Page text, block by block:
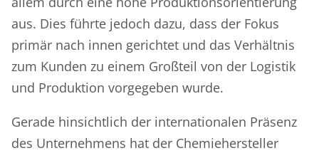
aus. Dies führte jedoch dazu, dass der Fokus
primär nach innen gerichtet und das Verhältnis
zum Kunden zu einem Großteil von der Logistik
und Produktion vorgegeben wurde.
Gerade hinsichtlich der internationalen Präsenz
des Unternehmens hat der Chemiehersteller